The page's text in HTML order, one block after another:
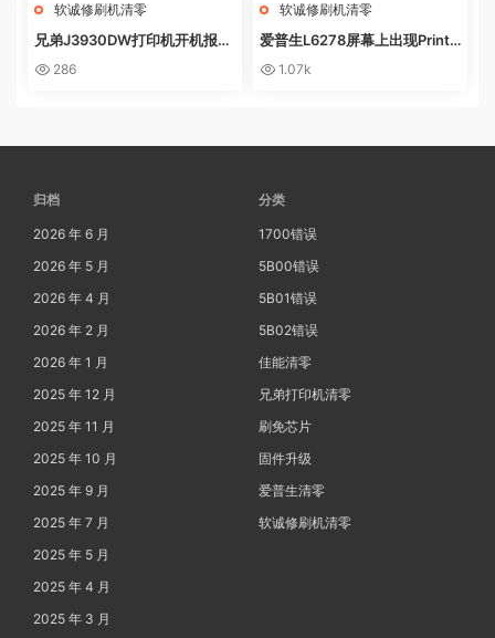
软诚修刷机清零
兄弟J3930DW打印机开机报错
Machine Err FE00远程操作快
286
软诚修刷机清零
爱普生L6278屏幕上出现Printe
r mode英文 进不了系统 刷固件
1.07k
归档
2026 年 6 月
2026 年 5 月
2026 年 4 月
2026 年 2 月
2026 年 1 月
2025 年 12 月
2025 年 11 月
2025 年 10 月
2025 年 9 月
2025 年 7 月
2025 年 5 月
2025 年 4 月
2025 年 3 月
分类
1700错误
5B00错误
5B01错误
5B02错误
佳能清零
兄弟打印机清零
刷免芯片
固件升级
爱普生清零
软诚修刷机清零